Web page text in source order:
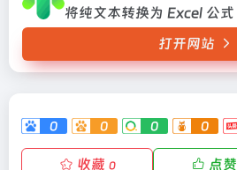
将纯文本转换为 Excel 公式
打开网站
0 0 0 0
收藏 0 点赞